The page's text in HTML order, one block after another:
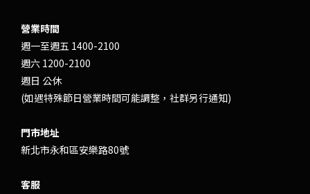
營業時間
週一至週五 1400-2100
週六 1200-2100
週日 公休
(如遇特殊節日營業時間可能調整，社群另行通知)
門市地址
新北市永和區安樂路80號
客服